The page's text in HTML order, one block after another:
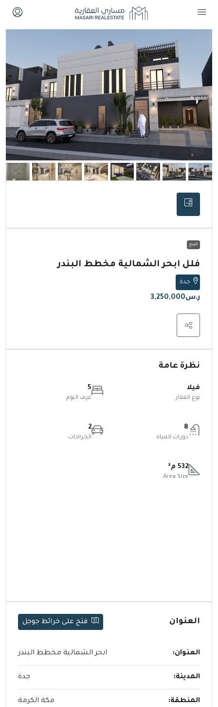
للبيع
فلل ابحر الشمالية مخطط البندر
جدة
ر.س3,250,000
نظرة عامة
فيلا
نوع العقار
5
غرف النوم
8
دورات المياة
2
الجراجات
532 م²
Area Size
العنوان فتح على خرائط جوجل
العنوان: ابحر الشمالية مخطط البندر
المدينة: جدة
المنطقة: مكة الكرمة